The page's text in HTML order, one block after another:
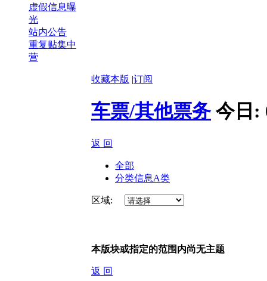
虚假信息曝
光
站内公告
重复贴集中
营
收藏本版 |订阅
车票/其他票务 今日:
返 回
全部
分类信息A类
区域:
本版块或指定的范围内尚无主题
返 回